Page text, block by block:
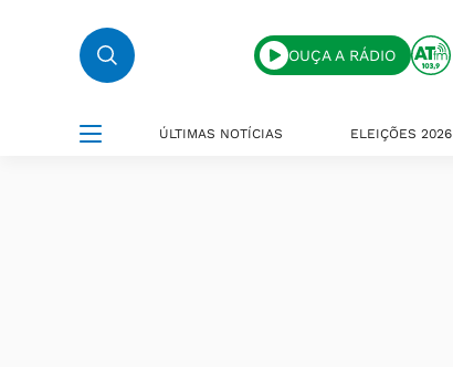
OUÇA A RÁDIO
ÚLTIMAS NOTÍCIAS ELEIÇÕES 2026